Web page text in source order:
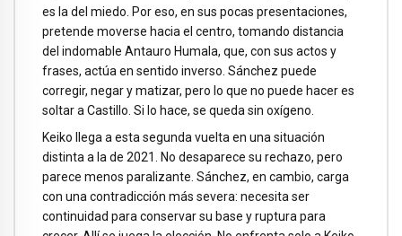
es la del miedo. Por eso, en sus pocas presentaciones,
pretende moverse hacia el centro, tomando distancia
del indomable Antauro Humala, que, con sus actos y
frases, actúa en sentido inverso. Sánchez puede
corregir, negar y matizar, pero lo que no puede hacer es
soltar a Castillo. Si lo hace, se queda sin oxígeno.
Keiko llega a esta segunda vuelta en una situación
distinta a la de 2021. No desaparece su rechazo, pero
parece menos paralizante. Sánchez, en cambio, carga
con una contradicción más severa: necesita ser
continuidad para conservar su base y ruptura para